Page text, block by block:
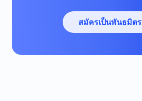
สมัครเป็นพันธมิตร